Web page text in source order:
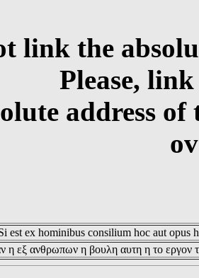
link the
Please,
address
est ex hominibus consilium hoc aut opus
η εξ ανθρωπων η βουλη αυτη η το εργον